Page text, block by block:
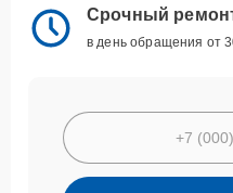
Срочный
в день обращения от